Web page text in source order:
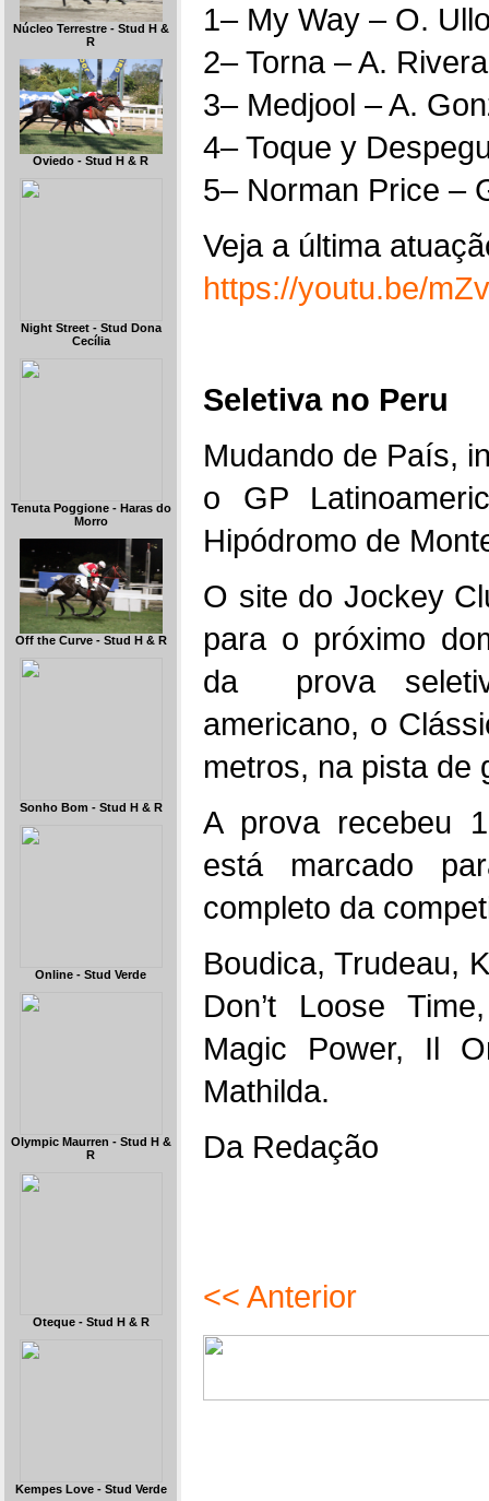
Núcleo Terrestre - Stud H &
R
Oviedo - Stud H & R
Night Street - Stud Dona
Cecília
Tenuta Poggione - Haras do
Morro
Off the Curve - Stud H & R
Sonho Bom - Stud H & R
Online - Stud Verde
Olympic Maurren - Stud H &
R
Oteque - Stud H & R
Kempes Love - Stud Verde
1– My Way – O.
2– Torna – A. Rivera
3– Medjool – A.
4– Toque y
5– Norman Price –
Veja a última
https://youtu.be/
Seletiva no Peru
Mudando de País,
o GP
Hipódromo de
O site do Jockey
para o próximo
da
prova
americano, o
metros, na pista de
A prova recebeu
está marcado
completo da
Boudica, Trudeau,
Don’t Loose
Magic Power, Il
Mathilda.
Da Redação
<< Anterior